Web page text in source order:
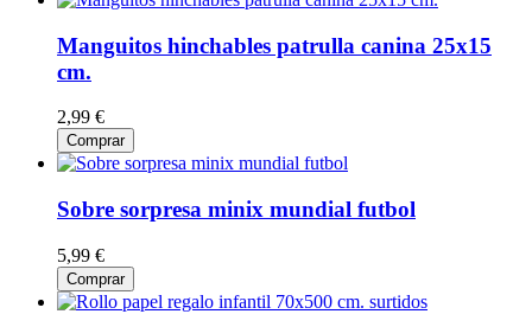
Manguitos hinchables patrulla canina 25x15
cm.
2,99 €
Comprar
Sobre sorpresa minix mundial futbol
5,99 €
Comprar